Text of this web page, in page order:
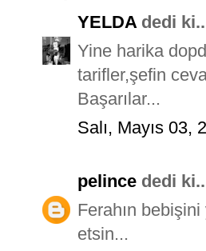
YELDA dedi
Yine harika
tarifler,şefin
Başarılar...
Salı, Mayıs 03,
pelince dedi
Ferahın
etsin...